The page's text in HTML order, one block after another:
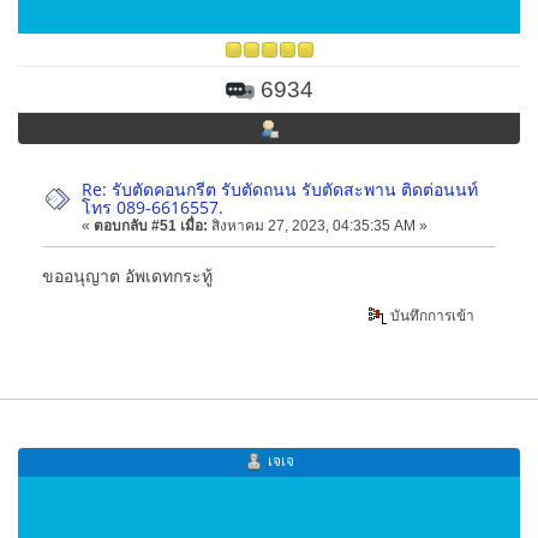
6934
Re: รับตัดคอนกรีต รับตัดถนน รับตัดสะพาน ติดต่อนนท์
โทร 089-6616557.
« ตอบกลับ #51 เมื่อ: สิงหาคม 27, 2023, 04:35:35 AM »
ขออนุญาต อัพเดทกระทู้
บันทึกการเข้า
เจเจ